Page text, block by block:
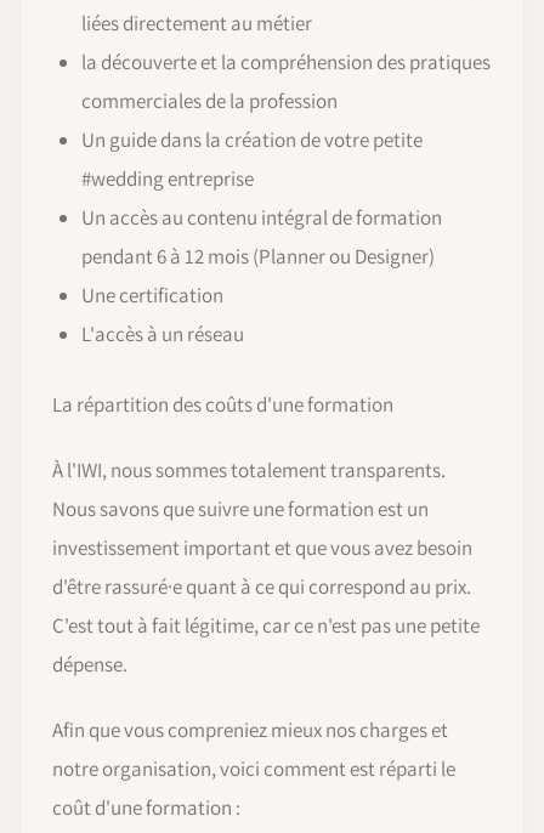
liées directement au métier
la découverte et la compréhension des pratiques
commerciales de la profession
Un guide dans la création de votre petite
#wedding entreprise
Un accès au contenu intégral de formation
pendant 6 à 12 mois (Planner ou Designer)
Une certification
L'accès à un réseau
La répartition des coûts d'une formation
À l'IWI, nous sommes totalement transparents.
Nous savons que suivre une formation est un
investissement important et que vous avez besoin
d'être rassuré·e quant à ce qui correspond au prix.
C'est tout à fait légitime, car ce n'est pas une petite
dépense.
Afin que vous compreniez mieux nos charges et
notre organisation, voici comment est réparti le
coût d'une formation :